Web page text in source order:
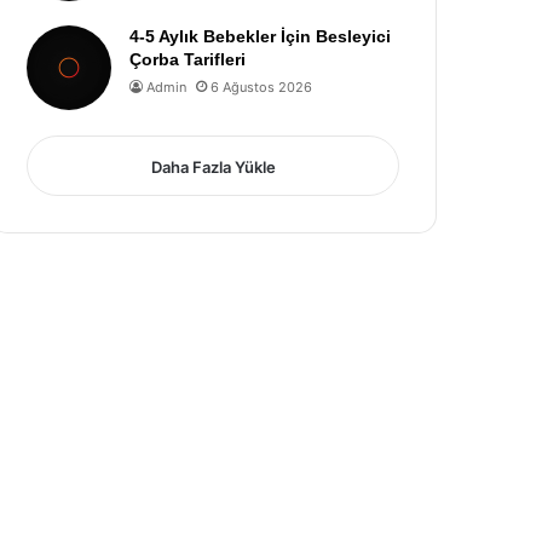
4-5 Aylık Bebekler İçin Besleyici
Çorba Tarifleri
Admin 6 Ağustos 2026
Daha Fazla Yükle